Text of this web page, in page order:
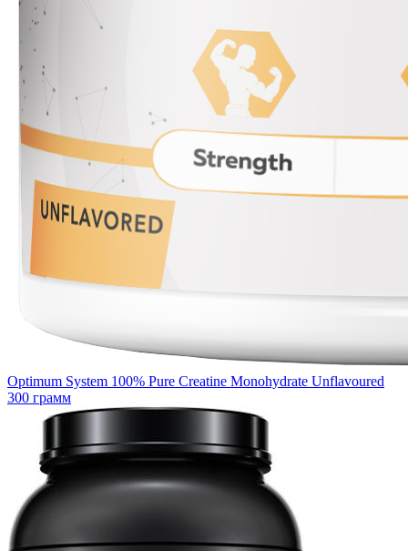
Optimum System 100% Pure Creatine Monohydrate Unflavoured
300 грамм